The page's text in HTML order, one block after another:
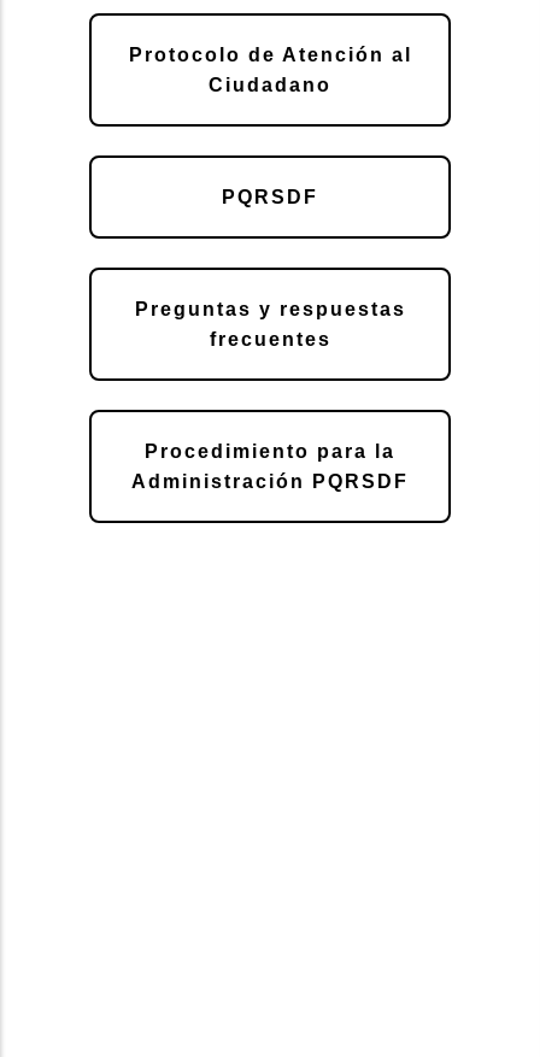
Protocolo de Atención al
Ciudadano
PQRSDF
Preguntas y respuestas
frecuentes
Procedimiento para la
Administración PQRSDF